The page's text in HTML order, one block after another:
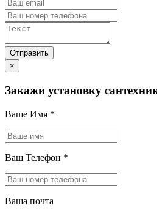
×
Закажи установку
Ваше Имя *
Ваш Телефон *
Ваша почта